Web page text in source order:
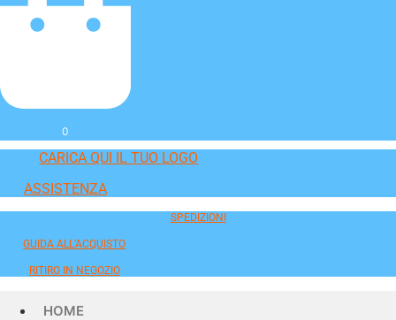
0
CARICA QUI IL TUO LOGO
ASSISTENZA
SPEDIZIONI
GUIDA ALL'ACQUISTO
RITIRO IN NEGOZIO
HOME